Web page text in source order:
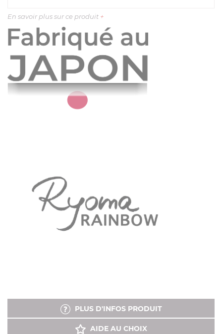
En savoir plus sur ce produit +
PLUS D'INFOS PRODUIT
AIDE AU CHOIX